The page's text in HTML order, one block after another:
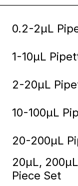
0.2-2µL
1-10µL
2-20µL
10-100µL
20-200µL
20µL,
Piece Set